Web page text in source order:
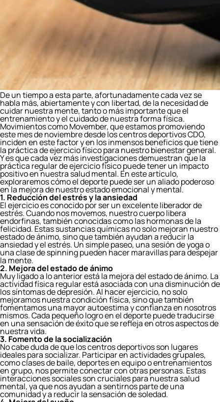
De un tiempo a esta parte, afortunadamente cada vez se
habla más, abiertamente y con libertad, de la necesidad de
cuidar nuestra mente, tanto o más importante que el
entrenamiento y el cuidado de nuestra forma física.
Movimientos como Movember, que estamos promoviendo
este mes de noviembre desde los centros deportivos CDO,
inciden en este factor y en los inmensos beneficios que tiene
la práctica de ejercicio físico para nuestro bienestar general.
Y es que cada vez más investigaciones demuestran que la
práctica regular de ejercicio físico puede tener un impacto
positivo en nuestra salud mental. En este artículo,
exploraremos cómo el deporte puede ser un aliado poderoso
en la mejora de nuestro estado emocional y mental.
1. Reducción del estrés y la ansiedad
El ejercicio es conocido por ser un excelente liberador de
estrés. Cuando nos movemos, nuestro cuerpo libera
endorfinas, también conocidas como lashormonas de la
felicidad. Estas sustancias químicas no solo mejoran nuestro
estado de ánimo, sino que también ayudan a reducir la
ansiedad y el estrés. Un simple paseo, una sesión de yoga o
una clase de spinning pueden hacer maravillas para despejar
la mente.
2. Mejora del estado de ánimo
Muy ligado a lo anterior está la mejora del estado de ánimo. La
actividad física regular está asociada con una disminución de
los síntomas de depresión. Al hacer ejercicio, no solo
mejoramos nuestra condición física, sino que también
fomentamos una mayor autoestima y confianza en nosotros
mismos. Cada pequeño logro en el deporte puede traducirse
en una sensación de éxito que se refleja en otros aspectos de
nuestra vida.
3. Fomento de la socialización
No cabe duda de que los centros deportivos son lugares
ideales para socializar. Participar en actividades grupales,
como clases de baile, deportes en equipo o entrenamientos
en grupo, nos permite conectar con otras personas. Estas
interacciones sociales son cruciales para nuestra salud
mental, ya que nos ayudan a sentirnos parte de una
comunidad y a reducir la sensación de soledad.